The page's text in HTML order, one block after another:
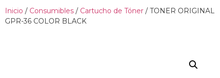
Inicio / Consumibles / Cartucho de Tóner / TONER ORIGINAL
GPR-36 COLOR BLACK